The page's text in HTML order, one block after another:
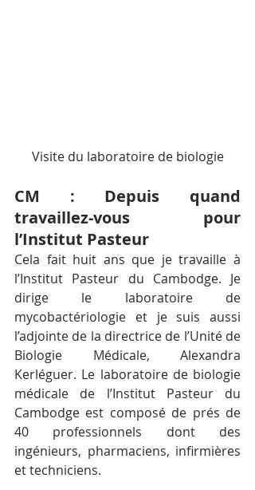
Visite du laboratoire de biologie
CM : Depuis quand
travaillez-vous pour
l’Institut Pasteur
Cela fait huit ans que je travaille à
l’Institut Pasteur du Cambodge. Je
dirige le laboratoire de
mycobactériologie et je suis aussi
l’adjointe de la directrice de l’Unité de
Biologie Médicale, Alexandra
Kerléguer. Le laboratoire de biologie
médicale de l’Institut Pasteur du
Cambodge est composé de prés de
40 professionnels dont des
ingénieurs, pharmaciens, infirmières
et techniciens.